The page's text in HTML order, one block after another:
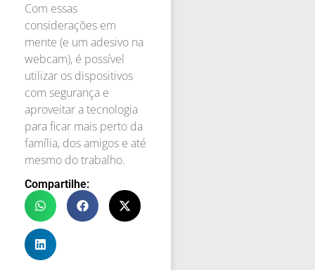
Com essas
considerações em
mente (e um adesivo na
webcam), é possível
utilizar os dispositivos
com segurança e
aproveitar a tecnologia
para ficar mais perto da
família, dos amigos e até
mesmo do trabalho.
Compartilhe: